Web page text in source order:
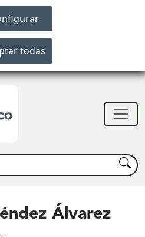
Buscar
Álvarez